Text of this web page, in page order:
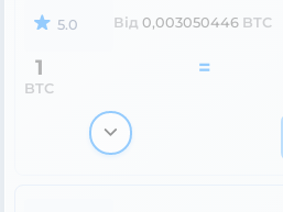
5.0 Від 0,003050446 BTC
1
BTC
=